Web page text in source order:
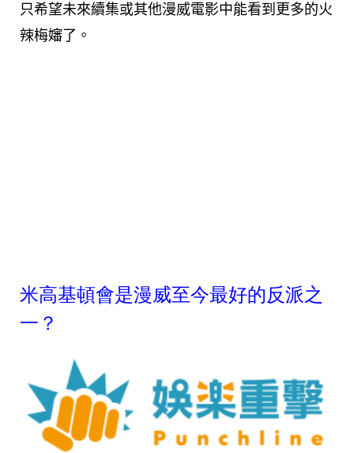
只希望未來續集或其他漫威電影中能看到更多的火
辣梅嬸了。
米高基頓會是漫威至今最好的反派之
一？